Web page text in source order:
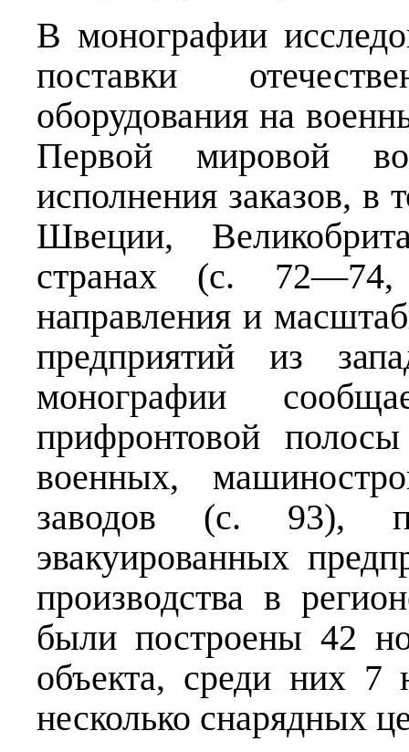
В монографии
поставки
оборудования на
Первой мировой
исполнения заказов,
Швеции,
странах (с.
направления и
предприятий из
монографии
прифронтовой
военных,
заводов (с. 93),
эвакуированных
производства в
были построены 42
объекта, среди них 7
несколько снарядных